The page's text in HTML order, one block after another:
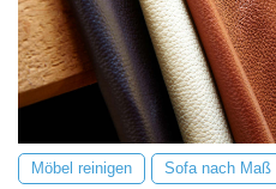
Möbel reinigen Sofa nach Maß